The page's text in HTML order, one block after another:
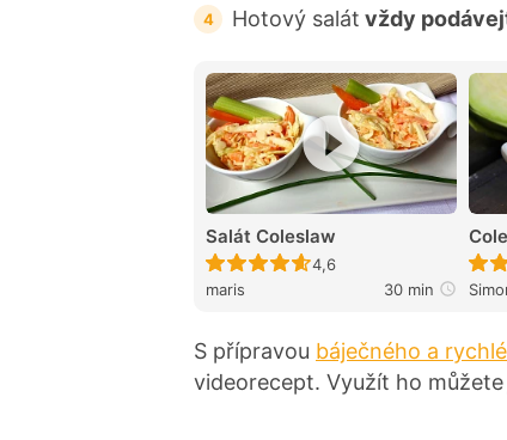
Hotový salát vždy
Salát Coleslaw
Recept ještě nebyl
4,6
maris
30 min
S přípravou báječného a
videorecept. Využít ho můžete